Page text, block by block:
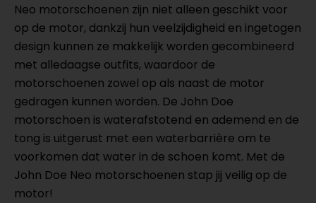
Neo motorschoenen zijn niet alleen geschikt voor
op de motor, dankzij hun veelzijdigheid en ingetogen
design kunnen ze makkelijk worden gecombineerd
met alledaagse outfits, waardoor de
motorschoenen zowel op als naast de motor
gedragen kunnen worden. De John Doe
motorschoen is waterafstotend en ademend en de
tong is uitgerust met een waterbarrière om te
voorkomen dat water in de schoen komt. Met de
John Doe Neo motorschoenen stap jij veilig op de
motor!